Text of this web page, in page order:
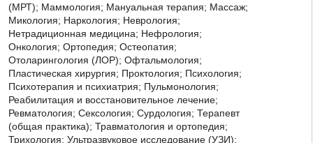
(МРТ); Маммология; Мануальная терапия; Массаж;
Микология; Наркология; Неврология;
Нетрадиционная медицина; Нефрология;
Онкология; Ортопедия; Остеопатия;
Отоларингология (ЛОР); Офтальмология;
Пластическая хирургия; Проктология; Психология;
Психотерапия и психиатрия; Пульмонология;
Реабилитация и восстановительное лечение;
Ревматология; Сексология; Сурдология; Терапевт
(общая практика); Травматология и ортопедия;
Трихология; Ультразвуковое исследование (УЗИ);